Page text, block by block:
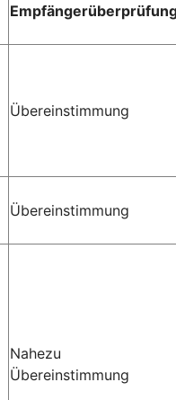
Übereinstimmung
Übereinstimmung
Nahezu
Übereinstimmung